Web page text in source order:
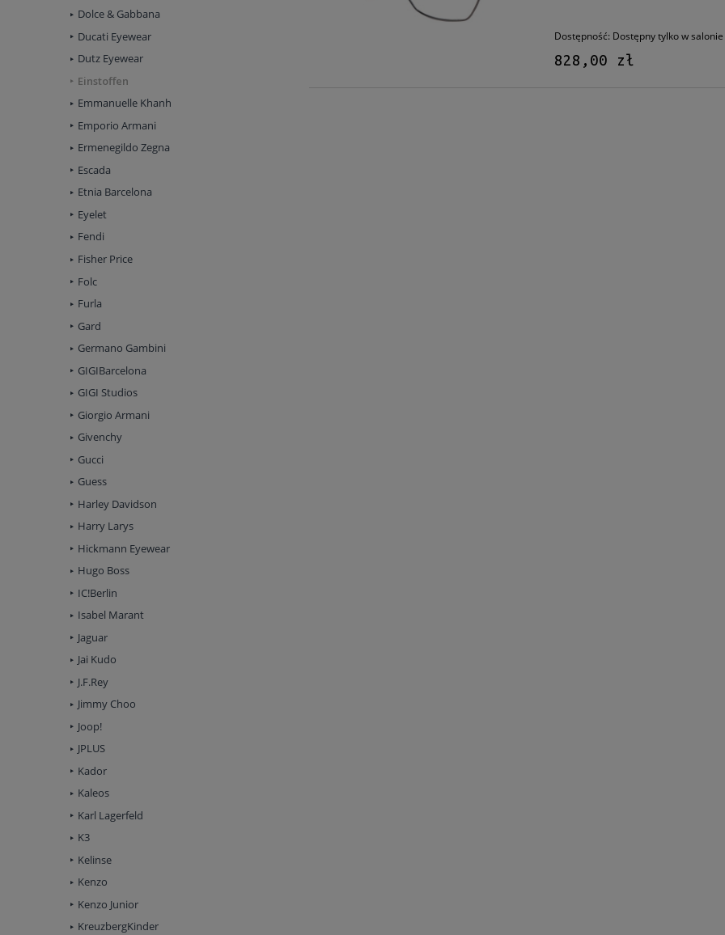
Dolce & Gabbana
Ducati Eyewear
Dutz Eyewear
Einstoffen
Emmanuelle Khanh
Emporio Armani
Ermenegildo Zegna
Escada
Etnia Barcelona
Eyelet
Fendi
Fisher Price
Folc
Furla
Gard
Germano Gambini
GIGIBarcelona
GIGI Studios
Giorgio Armani
Givenchy
Gucci
Guess
Harley Davidson
Harry Larys
Hickmann Eyewear
Hugo Boss
IC!Berlin
Isabel Marant
Jaguar
Jai Kudo
J.F.Rey
Jimmy Choo
Joop!
JPLUS
Kador
Kaleos
Karl Lagerfeld
K3
Kelinse
Kenzo
Kenzo Junior
KreuzbergKinder
Dostępność: Dostępny tylko w salonie
828,00 zł